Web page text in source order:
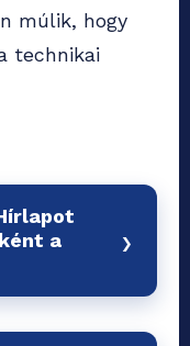
múlik, hogy
technikai
a
›